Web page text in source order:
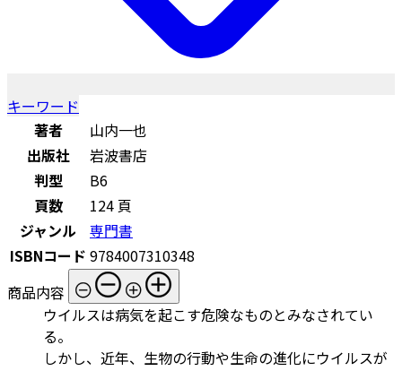
キーワード
著者
山内一也
出版社
岩波書店
判型
B6
頁数
124 頁
ジャンル
専門書
ISBNコード 9784007310348
商品内容
ウイルスは病気を起こす危険なものとみなされてい
る。
しかし、近年、生物の行動や生命の進化にウイルスが